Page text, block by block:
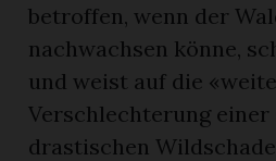
betroffen, wenn der
nachwachsen könne,
und weist auf die
Verschlechterung
drastischen